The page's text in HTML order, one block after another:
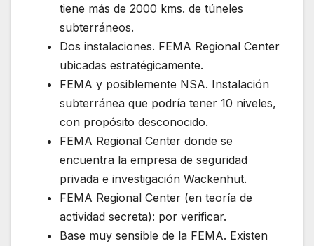
tiene más de 2000 kms. de túneles
subterráneos.
Dos instalaciones. FEMA Regional Center
ubicadas estratégicamente.
FEMA y posiblemente NSA. Instalación
subterránea que podría tener 10 niveles,
con propósito desconocido.
FEMA Regional Center donde se
encuentra la empresa de seguridad
privada e investigación Wackenhut.
FEMA Regional Center (en teoría de
actividad secreta): por verificar.
Base muy sensible de la FEMA. Existen